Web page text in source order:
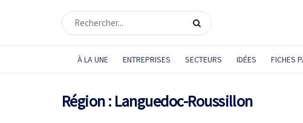
À LA UNE ENTREPRISES SECTEURS IDÉES FICHES
Région : Languedoc-Roussillon